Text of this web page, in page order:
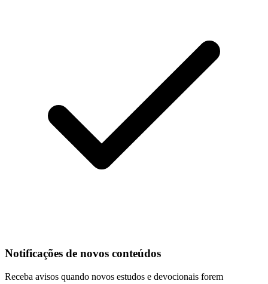
Notificações de novos conteúdos
Receba avisos quando novos estudos e devocionais forem